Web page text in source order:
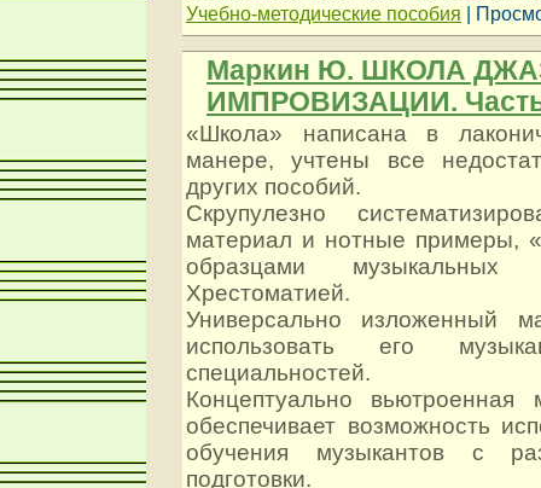
Учебно-методические пособия |
Маркин Ю. ШКОЛА
ИМПРОВИЗАЦИИ. Часть
«Школа» написана в
манере, учтены все
других пособий.
Скрупулезно
материал и нотные примеры,
образцами музыкальных
Хрестоматией.
Универсально изложенный
использовать его
специальностей.
Концептуально вьютроенная
обеспечивает возможность
обучения музыкантов с
подготовки.